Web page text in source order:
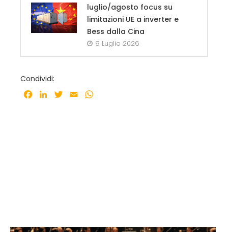
luglio/agosto focus su
limitazioni UE a inverter e
Bess dalla Cina
9 Luglio 2026
Condividi:
Facebook
LinkedInTwitter
Email